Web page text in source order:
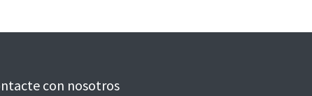
con nosotros